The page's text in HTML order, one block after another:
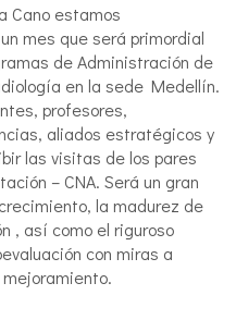
Cano estamos
mes que será primordial
de Administración de
en la sede Medellín.
profesores,
aliados estratégicos y
las visitas de los pares
– CNA. Será un gran
la madurez de
, así como el riguroso
con miras a